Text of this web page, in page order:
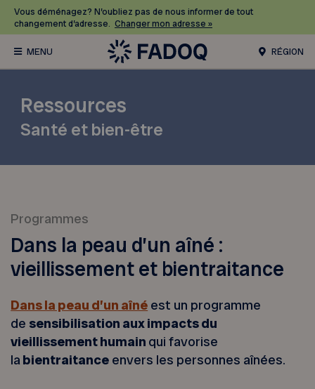
Vous déménagez? N’oubliez pas de nous informer de tout
changement d’adresse. Changer mon adresse »
RÉGION
Ressources
Santé et bien-être
Programmes
Dans la peau d’un aîné :
vieillissement et bientraitance
Dans la peau d’un aîné est un programme
de sensibilisation aux impacts du
vieillissement humain qui favorise
labientraitance envers les personnes aînées.